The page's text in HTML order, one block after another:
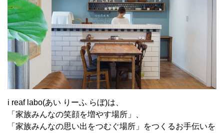
i reaf labo(あい りーふ らぼ)は、
「家族みんなの笑顔を増やす場所」、
「家族みんなの思い出をつむぐ場所」をつくるお手伝いを